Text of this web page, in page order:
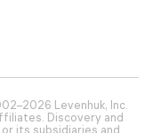
Levenhuk, Inc.
Discovery and
its subsidiaries and